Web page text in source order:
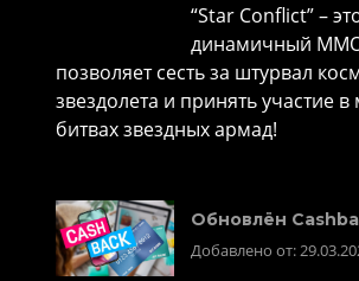
“Star Conflict” –
динамичный
позволяет сесть за штурвал
звездолета и принять участие
битвах звездных армад!
Обновлён
Добавлено от: